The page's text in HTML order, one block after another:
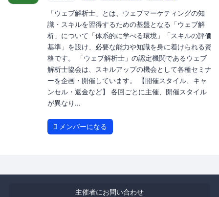
「ウェブ解析士」とは、ウェブマーケティングの知
識・スキルを習得するための基盤となる「ウェブ解
析」について「体系的に学べる環境」「スキルの評価
基準」を設け、必要な能力や知識を身に着けられる資
格です。 「ウェブ解析士」の認定機関であるウェブ
解析士協会は、スキルアップの機会として各種セミナ
ーを企画・開催しています。 【開催スタイル、キャ
ンセル・返金など】 各回ごとに主催、開催スタイル
が異なり...
メンバーになる
主催者にお問い合わせ